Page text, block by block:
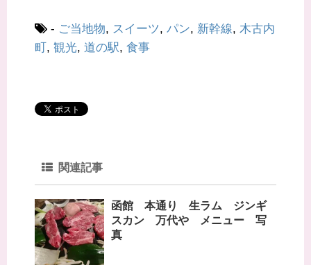
ウ
で
開
き
- ご当地物, スイーツ, パン, 新幹線, 木古内
町, 観光, 道の駅, 食事
関連記事
函館 本通り 生ラム ジンギ
スカン 万代や メニュー 写
真